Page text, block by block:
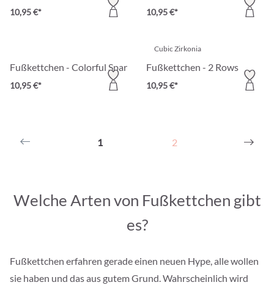
10,95 €* 10,95 €*
Fußkettchen - Colorful Sparkles
10,95 €*
Cubic Zirkonia
Fußkettchen - 2 Rows
10,95 €*
1 2
Welche Arten von Fußkettchen gibt
es?
Fußkettchen erfahren gerade einen neuen Hype, alle wollen
sie haben und das aus gutem Grund. Wahrscheinlich wird